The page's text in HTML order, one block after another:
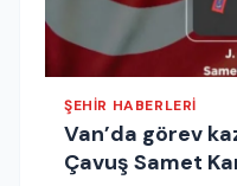
ŞEHIR HABERLERI
Van’da görev
Çavuş Samet